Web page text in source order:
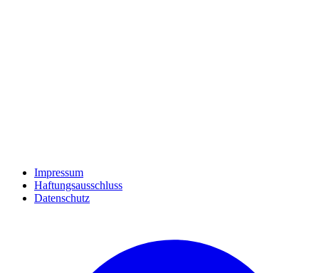
Impressum
Haftungsausschluss
Datenschutz